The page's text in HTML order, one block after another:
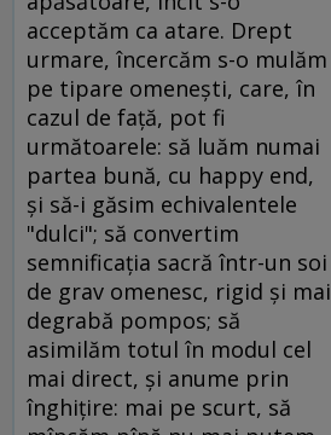
acceptăm ca atare. Drept
urmare, încercăm s-o mulăm
pe tipare omeneşti, care, în
cazul de faţă, pot fi
următoarele: să luăm numai
partea bună, cu happy end,
şi să-i găsim echivalentele
"dulci"; să convertim
semnificaţia sacră într-un soi
de grav omenesc, rigid şi mai
degrabă pompos; să
asimilăm totul în modul cel
mai direct, şi anume prin
înghiţire: mai pe scurt, să